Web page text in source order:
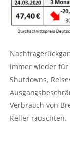
immer wieder für
Shutdowns,
Verbrauch von
Keller rauschten.